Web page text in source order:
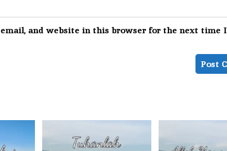
email, and website in this browser for the next time I